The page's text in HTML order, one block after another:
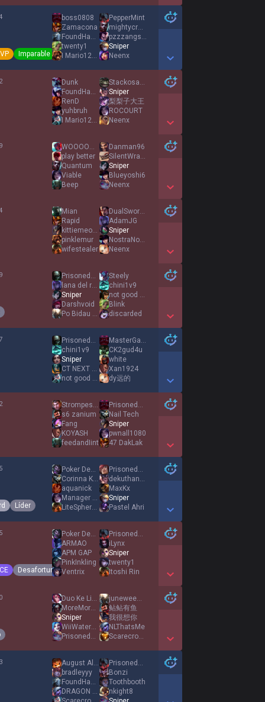
Show More Detail Games
Imparable
boss0808
Zamacona
FoundHacKK
twenty1
I Mario1261 I
PepperMint
mightycrouse03
pzzzangs student
Sniper
Neenx
Show More Detail Games
Dunk
FoundHacKK
RenD
yuhbruh
I Mario1261 I
Stackosaurus
Sniper
梨梨子大王
ROCOURT
Neenx
Show More Detail Games
WOOOOOOOOOOOOOOO
play better
Quantum
Viable
Beep
Danman96
SilentWraith603
Sniper
Blueyoshi6
Neenx
Show More Detail Games
Mian
Rapid
kittiemeowmeow
pinklemur
wifestealer
DualSwordz
AdamJG
Sniper
NostraNova
Neenx
Show More Detail Games
PrisonedEarth
lana del rey fan
Sniper
Darshvoid
Po Bidau Gustang
Steely
chini1v9
not good enough
Blink
discarded
Show More Detail Games
PrisonedEarth
chini1v9
Sniper
CT NEXT ADKING
not good enough
MasterGamer
CK2gud4u
white
Xan1924
dy远的
Show More Detail Games
Strompest Top
s6 zanium
Fang
KOYASH
feedandIint
PrisonedEarth
Nail Tech
Sniper
pwnall1080
47 DakLak
Show More Detail Games
Líder
Poker Degenerate
Corinna Kopf
aquanick
Manager Laith
LiteSphere9
PrisonedEarth
dekuthangg
MaxKx
Sniper
Pastel Ahri
Show More Detail Games
Desafortunado
Poker Degenerate
ARMAO
APM GAP
PinkInkling
Ventrix
PrisonedEarth
iLynx
Sniper
twenty1
Itoshi Rin
Show More Detail Games
Duo Ke Lian
MoreMore啊
Sniper
WiiWaterMelon
PrisonedEarth
juneweewee
鲇鲇有鱼
我很想你
NLThatsMe
Scarecrow7
Show More Detail Games
August Alsina
bradleyyy
FoundHacKK
DRAGON WARRIOR
PrisonedEarth
Bonzi
Toothbooth
nkight8